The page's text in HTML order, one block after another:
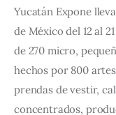
Yucatán Expone
de México del 12 al
de 270 micro,
hechos por 800
prendas de vestir,
concentrados,